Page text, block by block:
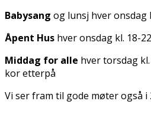
Babysang og lunsj hver onsdag
Åpent Hus hver onsdag kl. 18-22
Middag for alle hver torsdag
kor etterpå
Vi ser fram til gode møter også i